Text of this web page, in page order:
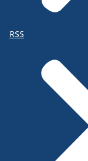
RSS